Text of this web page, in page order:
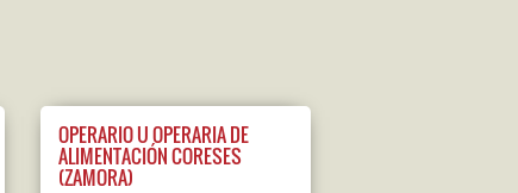
OPERARIO U OPERARIA DE
ALIMENTACIÓN CORESES
(ZAMORA)